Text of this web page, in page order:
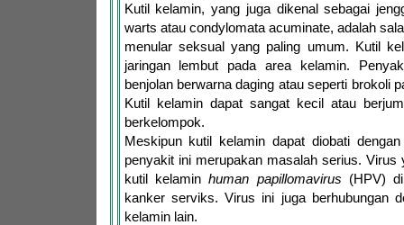
Kutil kelamin, yang juga dikenal sebagai
warts atau condylomata acuminate, adalah
menular seksual yang paling umum. Kutil
jaringan lembut pada area kelamin.
benjolan berwarna daging atau seperti brokoli
Kutil kelamin dapat sangat kecil atau
berkelompok.
Meskipun kutil kelamin dapat diobati
penyakit ini merupakan masalah serius. Virus
kutil kelaminhuman papillomavirus (HPV)
kanker serviks. Virus ini juga berhubungan
kelamin lain.